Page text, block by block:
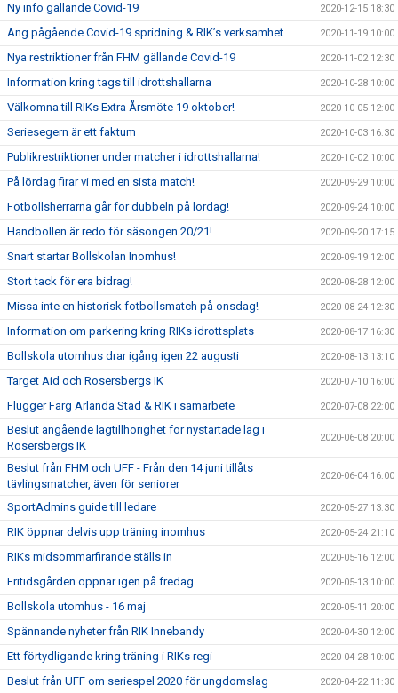
Ny info gällande Covid-19 2020-12-15 18:30
Ang pågående Covid-19 spridning & RIK’s verksamhet 2020-11-19 10:00
Nya restriktioner från FHM gällande Covid-19 2020-11-02 12:30
Information kring tags till idrottshallarna 2020-10-28 10:00
Välkomna till RIKs Extra Årsmöte 19 oktober! 2020-10-05 12:00
Seriesegern är ett faktum 2020-10-03 16:30
Publikrestriktioner under matcher i idrottshallarna! 2020-10-02 10:00
På lördag firar vi med en sista match! 2020-09-29 10:00
Fotbollsherrarna går för dubbeln på lördag! 2020-09-24 10:00
Handbollen är redo för säsongen 20/21! 2020-09-20 17:15
Snart startar Bollskolan Inomhus! 2020-09-19 12:00
Stort tack för era bidrag! 2020-08-28 12:00
Missa inte en historisk fotbollsmatch på onsdag! 2020-08-24 12:30
Information om parkering kring RIKs idrottsplats 2020-08-17 16:30
Bollskola utomhus drar igång igen 22 augusti 2020-08-13 13:10
Target Aid och Rosersbergs IK 2020-07-10 16:00
Flügger Färg Arlanda Stad & RIK i samarbete 2020-07-08 22:00
Beslut angående lagtillhörighet för nystartade lag i
Rosersbergs IK
2020-06-08 20:00
Beslut från FHM och UFF - Från den 14 juni tillåts
tävlingsmatcher, även för seniorer
2020-06-04 16:00
SportAdmins guide till ledare 2020-05-27 13:30
RIK öppnar delvis upp träning inomhus 2020-05-24 21:10
RIKs midsommarfirande ställs in 2020-05-16 12:00
Fritidsgården öppnar igen på fredag 2020-05-13 10:00
Bollskola utomhus - 16 maj 2020-05-11 20:00
Spännande nyheter från RIK Innebandy 2020-04-30 12:00
Ett förtydligande kring träning i RIKs regi 2020-04-28 10:00
Beslut från UFF om seriespel 2020 för ungdomslag 2020-04-22 11:30